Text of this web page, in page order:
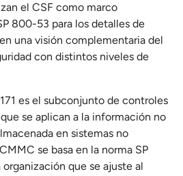
el CSF como marco
800-53 para los detalles de
una visión complementaria del
con distintos niveles de
es el subconjunto de controles
se aplican a la información no
en sistemas no
se basa en la norma SP
que se ajuste al